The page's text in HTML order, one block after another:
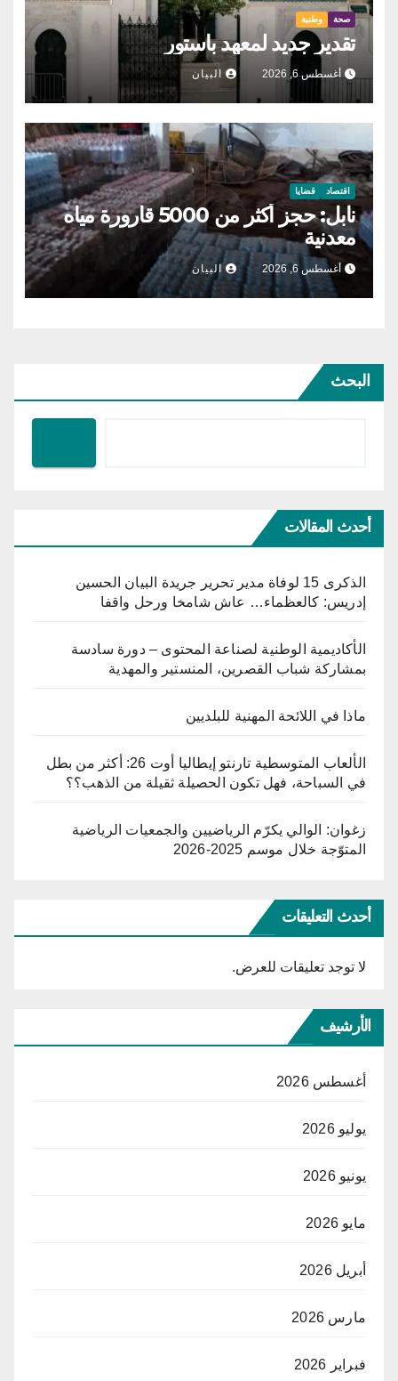
صحة وطنية
تقدير جديد لمعهد باستور
أغسطس 6, 2026 البيان
اقتصاد قضايا
نابل: حجز أكثر من 5000 قارورة مياه
معدنية
أغسطس 6, 2026 البيان
البحث
أحدث المقالات
الذكرى 15 لوفاة مدير تحرير جريدة البيان الحسين
إدريس: كالعظماء… عاش شامخا ورحل واقفا
الأكاديمية الوطنية لصناعة المحتوى – دورة سادسة
بمشاركة شباب القصرين، المنستير والمهدية
ماذا في اللائحة المهنية للبلديين
الألعاب المتوسطية تارنتو إيطاليا أوت 26: أكثر من بطل
في السباحة، فهل تكون الحصيلة ثقيلة من الذهب؟؟
زغوان: الوالي يكرّم الرياضيين والجمعيات الرياضية
المتوّجة خلال موسم 2025-2026
أحدث التعليقات
لا توجد تعليقات للعرض.
الأرشيف
أغسطس 2026
يوليو 2026
يونيو 2026
مايو 2026
أبريل 2026
مارس 2026
فبراير 2026